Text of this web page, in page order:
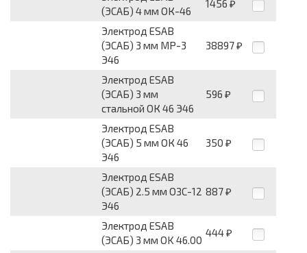
(ЭСАБ) 4 мм ОК-46
1456 ₽
Электрод ESAB
(ЭСАБ) 3 мм МР-3
Э46
38897 ₽
Электрод ESAB
(ЭСАБ) 3 мм
стальной ОК 46 Э46
596 ₽
Электрод ESAB
(ЭСАБ) 5 мм ОК 46
Э46
350 ₽
Электрод ESAB
(ЭСАБ) 2.5 мм ОЗС-12
Э46
887 ₽
Электрод ESAB
(ЭСАБ) 3 мм OK 46.00
444 ₽